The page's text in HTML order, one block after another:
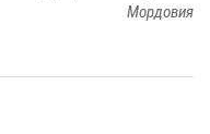
Мордовия